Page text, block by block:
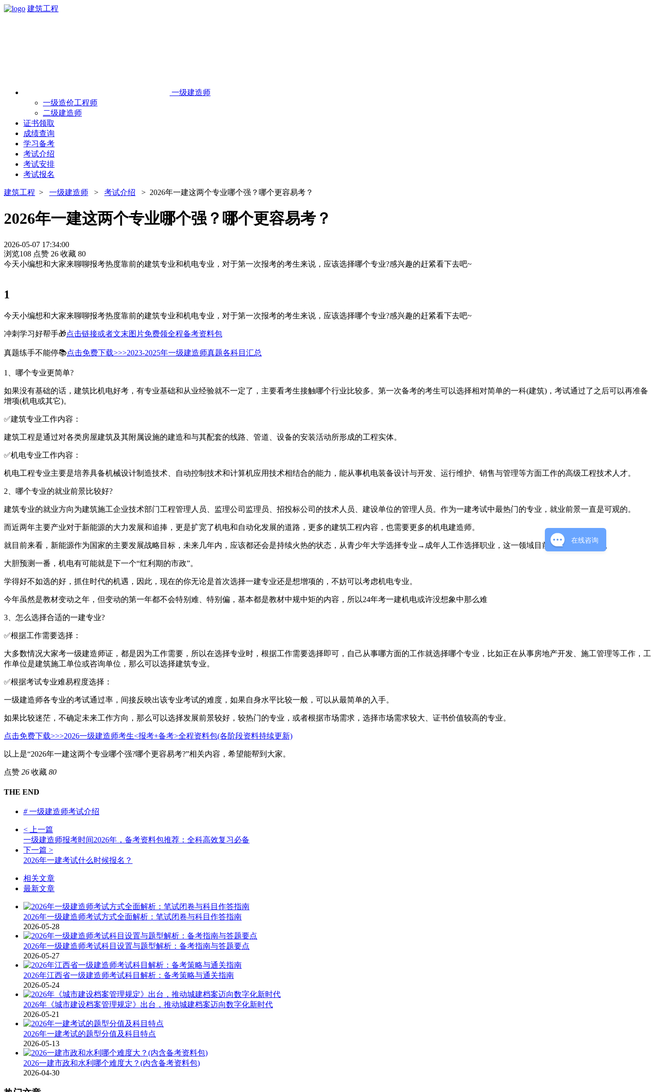
建筑工程
一级建造师
一级造价工程师
二级建造师
证书领取
成绩查询
学习备考
考试介绍
考试安排
考试报名
建筑工程 > 一级建造师 > 考试介绍 > 2026年一建这两个专业哪个强？哪个更容易考？
2026年一建这两个专业哪个强？哪个更容易考？
2026-05-07 17:34:00
浏览108 点赞 26 收藏 80
今天小编想和大家来聊聊报考热度靠前的建筑专业和机电专业，对于第一次报考的考生来说，应该选择哪个专业?感兴趣的赶紧看下去吧~
1
今天小编想和大家来聊聊报考热度靠前的建筑专业和机电专业，对于第一次报考的考生来说，应该选择哪个专业?感兴趣的赶紧看下去吧~
冲刺学习好帮手🎁点击链接或者文末图片免费领全程备考资料包
真题练手不能停📚点击免费下载>>>2023-2025年一级建造师真题各科目汇总
1、哪个专业更简单?
如果没有基础的话，建筑比机电好考，有专业基础和从业经验就不一定了，主要看考生接触哪个行业比较多。第一次备考的考生可以选择相对简单的一科(建筑)，考试通过了之后可以再准备
增项(机电或其它)。
✅建筑专业工作内容：
建筑工程是通过对各类房屋建筑及其附属设施的建造和与其配套的线路、管道、设备的安装活动所形成的工程实体。
✅机电专业工作内容：
机电工程专业主要是培养具备机械设计制造技术、自动控制技术和计算机应用技术相结合的能力，能从事机电装备设计与开发、运行维护、销售与管理等方面工作的高级工程技术人才。
2、哪个专业的就业前景比较好?
建筑专业的就业方向为建筑施工企业技术部门工程管理人员、监理公司监理员、招投标公司的技术人员、建设单位的管理人员。作为一建考试中最热门的专业，就业前景一直是可观的。
而近两年主要产业对于新能源的大力发展和追捧，更是扩宽了机电和自动化发展的道路，更多的建筑工程内容，也需要更多的机电建造师。
就目前来看，新能源作为国家的主要发展战略目标，未来几年内，应该都还会是持续火热的状态，从青少年大学选择专业→成年人工作选择职业，这一领域目前都算是高温区域。
大胆预测一番，机电有可能就是下一个“红利期的市政”。
学得好不如选的好，抓住时代的机遇，因此，现在的你无论是首次选择一建专业还是想增项的，不妨可以考虑机电专业。
今年虽然是教材变动之年，但变动的第一年都不会特别难、特别偏，基本都是教材中规中矩的内容，所以24年考一建机电或许没想象中那么难
3、怎么选择合适的一建专业?
✅根据工作需要选择：
大多数情况大家考一级建造师证，都是因为工作需要，所以在选择专业时，根据工作需要选择即可，自己从事哪方面的工作就选择哪个专业，比如正在从事房地产开发、施工管理等工作，工
作单位是建筑施工单位或咨询单位，那么可以选择建筑专业。
✅根据考试专业难易程度选择：
一级建造师各专业的考试通过率，间接反映出该专业考试的难度，如果自身水平比较一般，可以从最简单的入手。
如果比较迷茫，不确定未来工作方向，那么可以选择发展前景较好，较热门的专业，或者根据市场需求，选择市场需求较大、证书价值较高的专业。
点击免费下载>>>2026一级建造师考生<报考+备考>全程资料包(各阶段资料持续更新)
以上是“2026年一建这两个专业哪个强?哪个更容易考?”相关内容，希望能帮到大家。
点赞 26 收藏 80
THE END
#一级建造师考试介绍
< 上一篇
一级建造师报考时间2026年，备考资料包推荐：全科高效复习必备
下一篇 >
2026年一建考试什么时候报名？
相关文章
最新文章
2026年一级建造师考试方式全面解析：笔试闭卷与科目作答指南
2026-05-28
2026年一级建造师考试科目设置与题型解析：备考指南与答题要点
2026-05-27
2026年江西省一级建造师考试科目解析：备考策略与通关指南
2026-05-24
2026年《城市建设档案管理规定》出台，推动城建档案迈向数字化新时代
2026-05-21
2026年一建考试的题型分值及科目特点
2026-05-13
2026一建市政和水利哪个难度大？(内含备考资料包)
2026-04-30
在线咨询